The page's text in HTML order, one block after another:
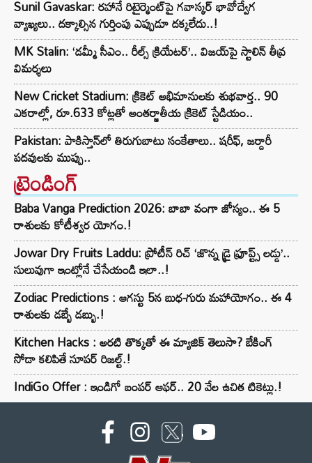
Sunil Gavaskar: రహానే రిటైర్మెంట్‌పై గవాస్కర్ భావోద్వేగ
వ్యాఖ్యలు.. దక్కాల్సిన గుర్తింపు ఎప్పుడూ దక్కలేదు..!
MK Stalin: ‘డమ్మీ సీఎం.. రీల్స్ క్రియేటర్’.. విజయ్‌పై స్టాలిన్ తీవ్ర
విమర్శలు
New Cricket Stadium: క్రికెట్ అభిమానులకు శుభవార్త.. 90
ఎకరాల్లో, రూ.633 కోట్లతో అంతర్జాతీయ క్రికెట్ స్టేడియం..
Pakistan: పాకిస్తాన్‌లో తిరుగుబాటు సంకేతాలు.. షరీఫ్, జర్దారీ
పదవులకు ముప్పు..
ట్రెండింగ్‌
Baba Vanga Prediction 2026: బాబా వంగా జోస్యం.. ఈ 5
రాశులకు కోటీశ్వర యోగం.!
Jowar Dry Fruits Laddu: ప్రోటీన్ రిచ్ ‘జొన్న డ్రై ఫ్రూప్ట్స్ లడ్డు’..
సులువుగా ఇంట్లోనే చేసేయండి ఇలా..!
Zodiac Predictions : ఆగస్టు 5న బుధ-గురు మహాయోగం.. ఈ 4
రాశులకు డబ్బే డబ్బు.!
Kitchen Hacks : అరటి తొక్కతో ఈ మ్యాజిక్ తెలుసా? బేకింగ్
సోడా కలిపితే సూపర్ రిజల్ట్.!
IndiGo Offer : ఇండిగో బంపర్ ఆఫర్.. 20 వేల ఉచిత టికెట్లు.!